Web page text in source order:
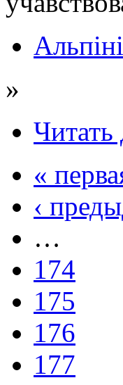
»
Читать
«
‹
…
174
175
176
177